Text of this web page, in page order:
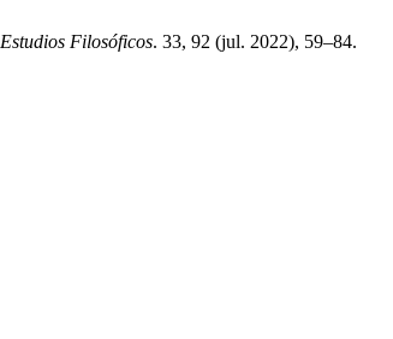
Estudios Filosóficos. 33, 92 (jul. 2022), 59–84.